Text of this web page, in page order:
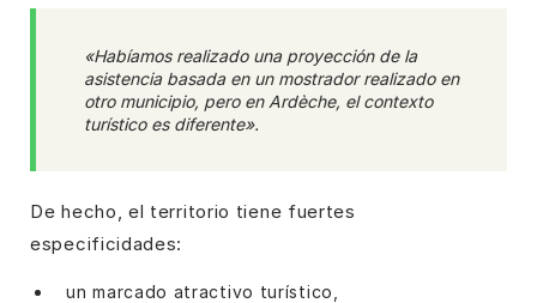
«Habíamos realizado una proyección de la
asistencia basada en un mostrador realizado en
otro municipio, pero en Ardèche, el contexto
turístico es diferente».
De hecho, el territorio tiene fuertes
especificidades:
un marcado atractivo turístico,